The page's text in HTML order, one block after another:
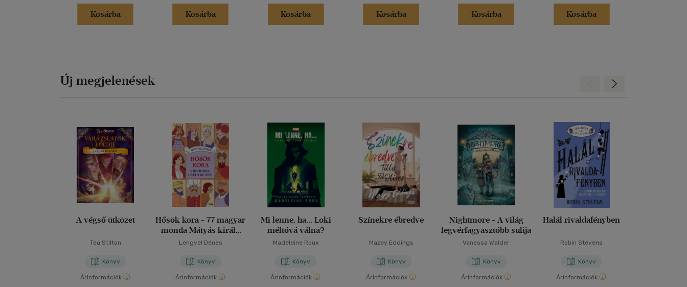
Kosárba
Kosárba
Kosárba
Kosárba
Kosárba
Kosárba
Új megjelenések
A végső ütközet
Tea Stilton
Könyv
Árinformációk
Hősök kora - 77 magyar
monda Mátyás király
korától 1848-ig
Lengyel Dénes
Könyv
Árinformációk
Mi lenne, ha... Loki
méltóvá válna?
Madeleine Roux
Könyv
Árinformációk
Színekre ébredve
Mazey Eddings
Könyv
Árinformációk
Nightmore - A világ
legvérfagyasztóbb sulija
Vanessa Walder
Könyv
Árinformációk
Halál rivaldafényben
Robin Stevens
Könyv
Árinformációk
Előre